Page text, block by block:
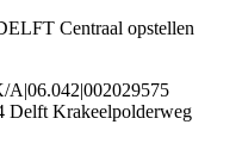
Centraal opstellen
A|06.042|002029575
Delft Krakeelpolderweg